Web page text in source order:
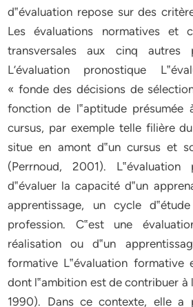
d‟évaluation repose sur des
Les évaluations normatives et
transversales aux cinq autres
L’évaluation pronostique
« fonde des décisions de
fonction de l‟aptitude présumée
cursus, par exemple telle filière
situe en amont d‟un cursus et
(Perrnoud, 2001). L‟évaluation
d‟évaluer la capacité d‟un
apprentissage, un cycle
profession. C‟est une
réalisation ou d‟un
formative L‟évaluation formative
dont l‟ambition est de contribuer
1990). Dans ce contexte, elle a